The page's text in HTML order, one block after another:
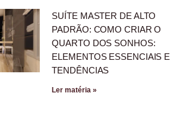
SUÍTE MASTER DE ALTO
PADRÃO: COMO CRIAR O
QUARTO DOS SONHOS:
ELEMENTOS ESSENCIAIS E
TENDÊNCIAS
Ler matéria »